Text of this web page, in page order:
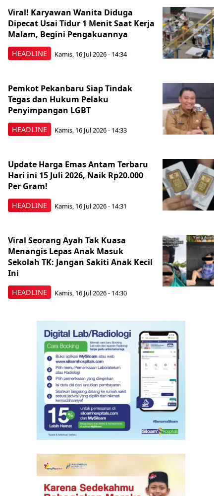
HEADLINE
Viral! Karyawan Wanita Diduga
Dipecat Usai Tidur 1 Menit Saat Kerja
Malam, Begini Pengakuannya
Kamis, 16 Jul 2026 - 14:34
HEADLINE
Pemkot Pekanbaru Siap Tindak
Tegas dan Hukum Pelaku
Penyimpangan LGBT
Kamis, 16 Jul 2026 - 14:33
HEADLINE
Update Harga Emas Antam Terbaru
Hari ini 15 Juli 2026, Naik Rp20.000
Per Gram!
Kamis, 16 Jul 2026 - 14:31
HEADLINE
Viral Seorang Ayah Tak Kuasa
Menangis Lepas Anak Masuk
Sekolah TK: Jangan Sakiti Anak Kecil
Ini
Kamis, 16 Jul 2026 - 14:30